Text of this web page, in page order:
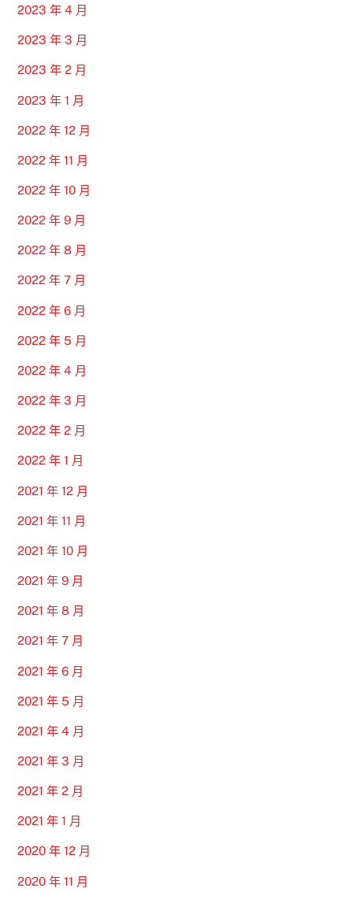
2023 年 4 月
2023 年 3 月
2023 年 2 月
2023 年 1 月
2022 年 12 月
2022 年 11 月
2022 年 10 月
2022 年 9 月
2022 年 8 月
2022 年 7 月
2022 年 6 月
2022 年 5 月
2022 年 4 月
2022 年 3 月
2022 年 2 月
2022 年 1 月
2021 年 12 月
2021 年 11 月
2021 年 10 月
2021 年 9 月
2021 年 8 月
2021 年 7 月
2021 年 6 月
2021 年 5 月
2021 年 4 月
2021 年 3 月
2021 年 2 月
2021 年 1 月
2020 年 12 月
2020 年 11 月